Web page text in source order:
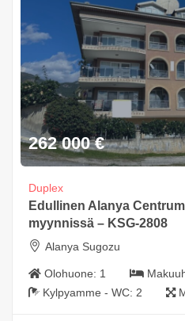
262 000 €
Duplex
Edullinen Alanya
myynnissä – KSG-2808
Alanya Sugozu
Olohuone: 1
Kylpyamme - WC: 2